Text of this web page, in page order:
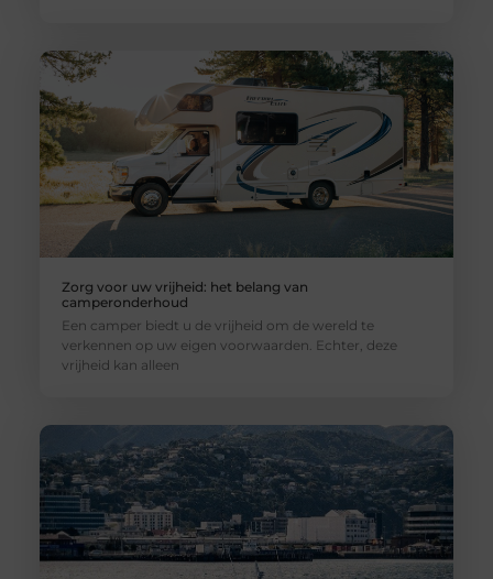
Zorg voor uw vrijheid: het belang van
camperonderhoud
Een camper biedt u de vrijheid om de wereld te
verkennen op uw eigen voorwaarden. Echter, deze
vrijheid kan alleen